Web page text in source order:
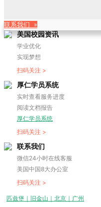
联系我们 »
美国校园资讯
学业优化
实现梦想
扫码关注 >
厚仁学员系统
实时查看服务进度
阅读文档报告
厚仁学员系统
扫码关注 >
联系我们
微信24小时在线客服
美国中国8大办公室
扫码关注 >
匹兹堡｜旧金山｜北京｜广州